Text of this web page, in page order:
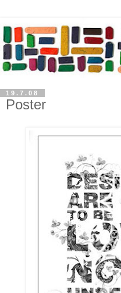
19.7.08
Poster